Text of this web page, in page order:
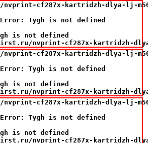
cf287x-kartridzh-dlya-lj-m506dn-
Tygh is not defined
is not defined
nvprint-cf287x-kartridzh-
cf287x-kartridzh-dlya-lj-m506dn-
Tygh is not defined
is not defined
nvprint-cf287x-kartridzh-
cf287x-kartridzh-dlya-lj-m506dn-
Tygh is not defined
is not defined
nvprint-cf287x-kartridzh-